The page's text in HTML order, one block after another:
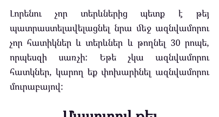
Լորենու չոր տերևներից պետք է թեյ
պատրաստելավելացնել նրա մեջ ազնվամորու
չոր հատիկներ և տերևներ և թողնել 30 րոպե,
որպեսզի սառչի: Եթե չկա ազնվամորու
հատկներ, կարող եք փոխարինել ազնվամորու
մուրաբայով: